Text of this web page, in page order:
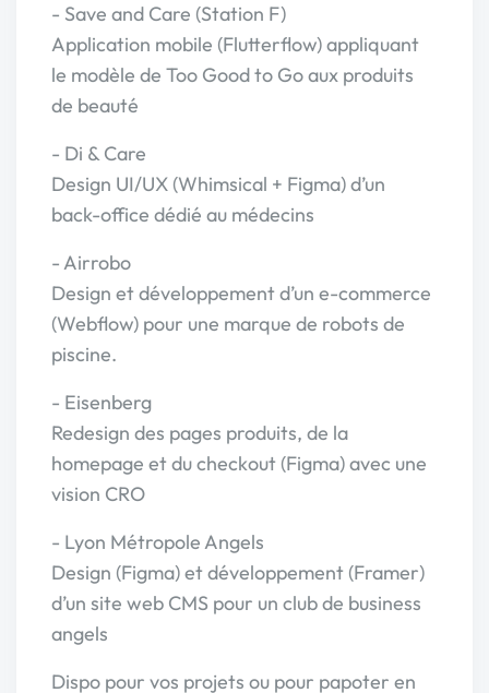
- Save and Care (Station F)
Application mobile (Flutterflow) appliquant
le modèle de Too Good to Go aux produits
de beauté
- Di & Care
Design UI/UX (Whimsical + Figma) d’un
back-office dédié au médecins
- Airrobo
Design et développement d’un e-commerce
(Webflow) pour une marque de robots de
piscine.
- Eisenberg
Redesign des pages produits, de la
homepage et du checkout (Figma) avec une
vision CRO
- Lyon Métropole Angels
Design (Figma) et développement (Framer)
d’un site web CMS pour un club de business
angels
Dispo pour vos projets ou pour papoter en